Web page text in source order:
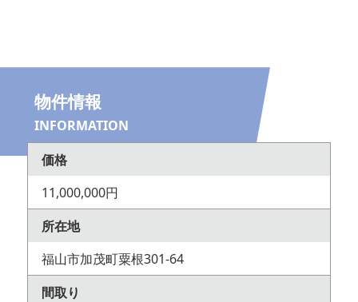
物件情報
INFORMATION
価格
11,000,000円
所在地
福山市加茂町粟根301-64
間取り